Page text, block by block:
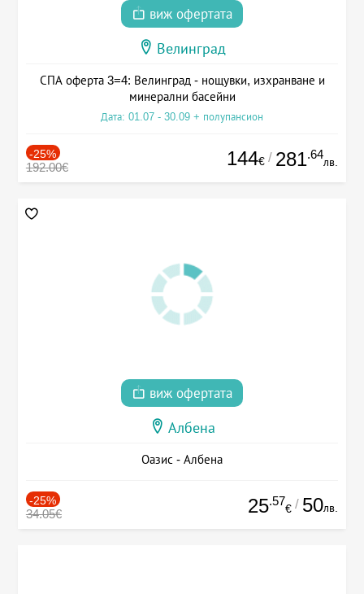
виж офертата
Велинград
СПА оферта 3=4: Велинград - нощувки, изхранване и
минерални басейни
Дата: 01.07 - 30.09 + полупансион
-25%
192.00€ 144€ / 281.64
лв.
виж офертата
Албена
Оазис - Албена
-25%
34.05€ 25.57
€ / 50лв.